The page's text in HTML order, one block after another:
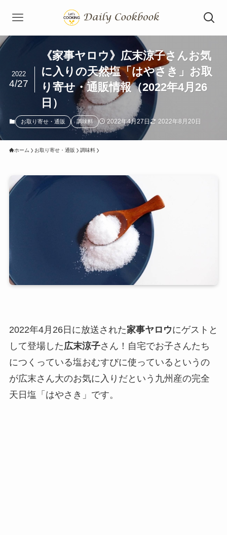
《家事ヤロウ》広末涼子さんお気
に入りの天然塩「はやさき」お取
り寄せ・通販情報（2022年4月26
日）
2022
4/27
お取り寄せ・通販 調味料 2022年4月27日 2022年8月20日
ホーム お取り寄せ・通販 調味料
2022年4月26日に放送された家事ヤロウにゲストと
して登場した 広末涼子さん！自宅でお子さんたち
につくっている塩おむすびに使っているというの
が広末さん大のお気に入りだという九州産の完全
天日塩「はやさき」です。